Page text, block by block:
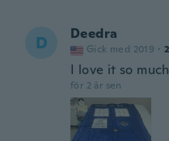
D Deedra
Gick med 2019 ·
I love it so
för 2 år sen